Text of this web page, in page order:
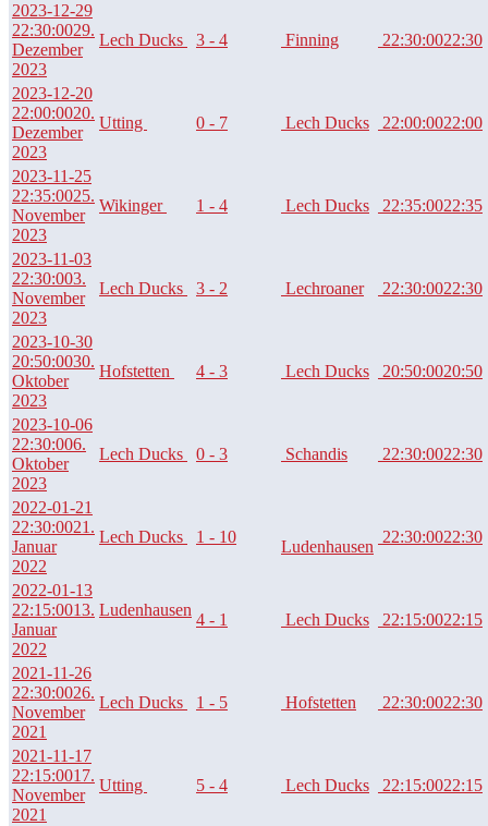
2023-12-29
22:30:0029.
Dezember
2023
Lech Ducks 3 - 4 Finning 22:30:0022:30
2023-12-20
22:00:0020.
Dezember
2023
Utting 0 - 7 Lech Ducks 22:00:0022:00
2023-11-25
22:35:0025.
November
2023
Wikinger 1 - 4 Lech Ducks 22:35:0022:35
2023-11-03
22:30:003.
November
2023
Lech Ducks 3 - 2 Lechroaner 22:30:0022:30
2023-10-30
20:50:0030.
Oktober
2023
Hofstetten 4 - 3 Lech Ducks 20:50:0020:50
2023-10-06
22:30:006.
Oktober
2023
Lech Ducks 0 - 3 Schandis 22:30:0022:30
2022-01-21
22:30:0021.
Januar
2022
Lech Ducks 1 - 10
Ludenhausen
22:30:0022:30
2022-01-13
22:15:0013.
Januar
2022
Ludenhausen
4 - 1 Lech Ducks 22:15:0022:15
2021-11-26
22:30:0026.
November
2021
Lech Ducks 1 - 5 Hofstetten 22:30:0022:30
2021-11-17
22:15:0017.
November
2021
Utting 5 - 4 Lech Ducks 22:15:0022:15